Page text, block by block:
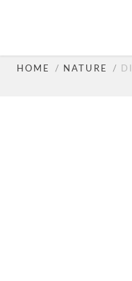
HOME NATURE